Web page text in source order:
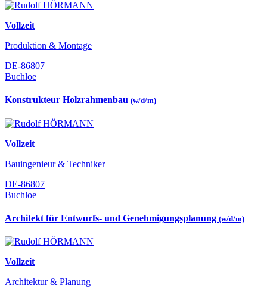
Vollzeit
Produktion & Montage
DE-86807
Buchloe
Konstrukteur Holzrahmenbau (w/d/m)
Vollzeit
Bauingenieur & Techniker
DE-86807
Buchloe
Architekt für Entwurfs- und Genehmigungsplanung (w/d/m)
Vollzeit
Architektur & Planung